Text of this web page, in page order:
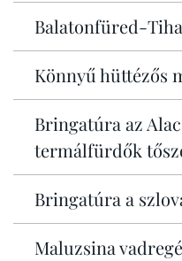
Balatonfüred-
Könnyű hüttézős
Bringatúra az
termálfürdők
Bringatúra a
Maluzsina